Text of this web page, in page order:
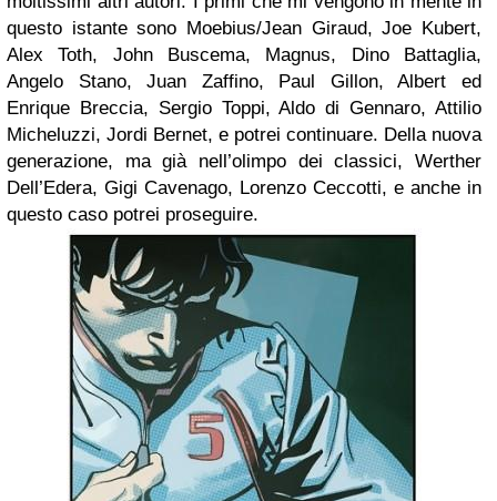
questo istante sono Moebius/Jean Giraud, Joe Kubert,
Alex Toth, John Buscema, Magnus, Dino Battaglia,
Angelo Stano, Juan Zaffino, Paul Gillon, Albert ed
Enrique Breccia, Sergio Toppi, Aldo di Gennaro, Attilio
Micheluzzi, Jordi Bernet, e potrei continuare. Della nuova
generazione, ma già nell’olimpo dei classici, Werther
Dell’Edera, Gigi Cavenago, Lorenzo Ceccotti, e anche in
questo caso potrei proseguire.